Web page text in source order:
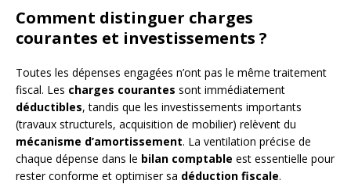
Comment distinguer charges
courantes et investissements ?
Toutes les dépenses engagées n’ont pas le même traitement
fiscal. Les charges courantes sont immédiatement
déductibles, tandis que les investissements importants
(travaux structurels, acquisition de mobilier) relèvent du
mécanisme d’amortissement. La ventilation précise de
chaque dépense dans le bilan comptable est essentielle pour
rester conforme et optimiser sa déduction fiscale.